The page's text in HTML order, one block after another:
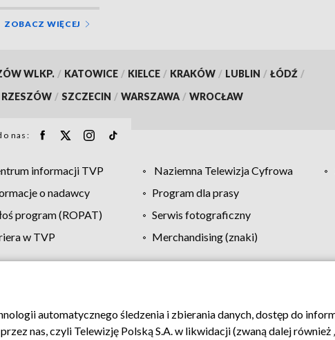
ZOBACZ WIĘCEJ
WLKP. / KATOWICE / KIELCE / KRAKÓW / LUBLIN / ŁÓDŹ /
RZESZÓW / SZCZECIN / WARSZAWA / WROCŁAW
nas:
informacji TVP Naziemna Telewizja Cyfrowa
o nadawcy
Program dla prasy
program (ROPAT)
Serwis fotograficzny
w TVP
Merchandising (znaki)
Moje zgody Pomoc Biuro reklamy Kontakt
automatycznego śledzenia i zbierania danych, dostęp do
nas, czyli Telewizję Polską S.A. w likwidacji (zwaną dalej również